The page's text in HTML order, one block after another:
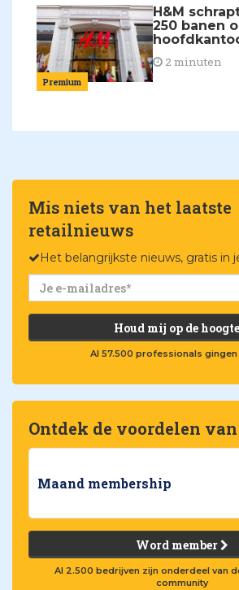
Premium
H&M
250 banen
2 minuten
Mis niets van het laatste
retailnieuws
Het belangrijkste nieuws, gratis in
Houd mij op de hoogte
Al 57.500 professionals gingen
Ontdek de voordelen
Maand membership
Word member
Al 2.500 bedrijven zijn onderdeel van
community